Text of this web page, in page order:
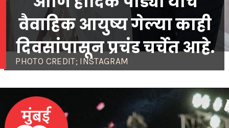
PHOTO CREDIT; INSTAGRAM
वैवाहिक आयुष्य गेल्या काही
दिवसांपासून प्रचंड चर्चेत आहे.